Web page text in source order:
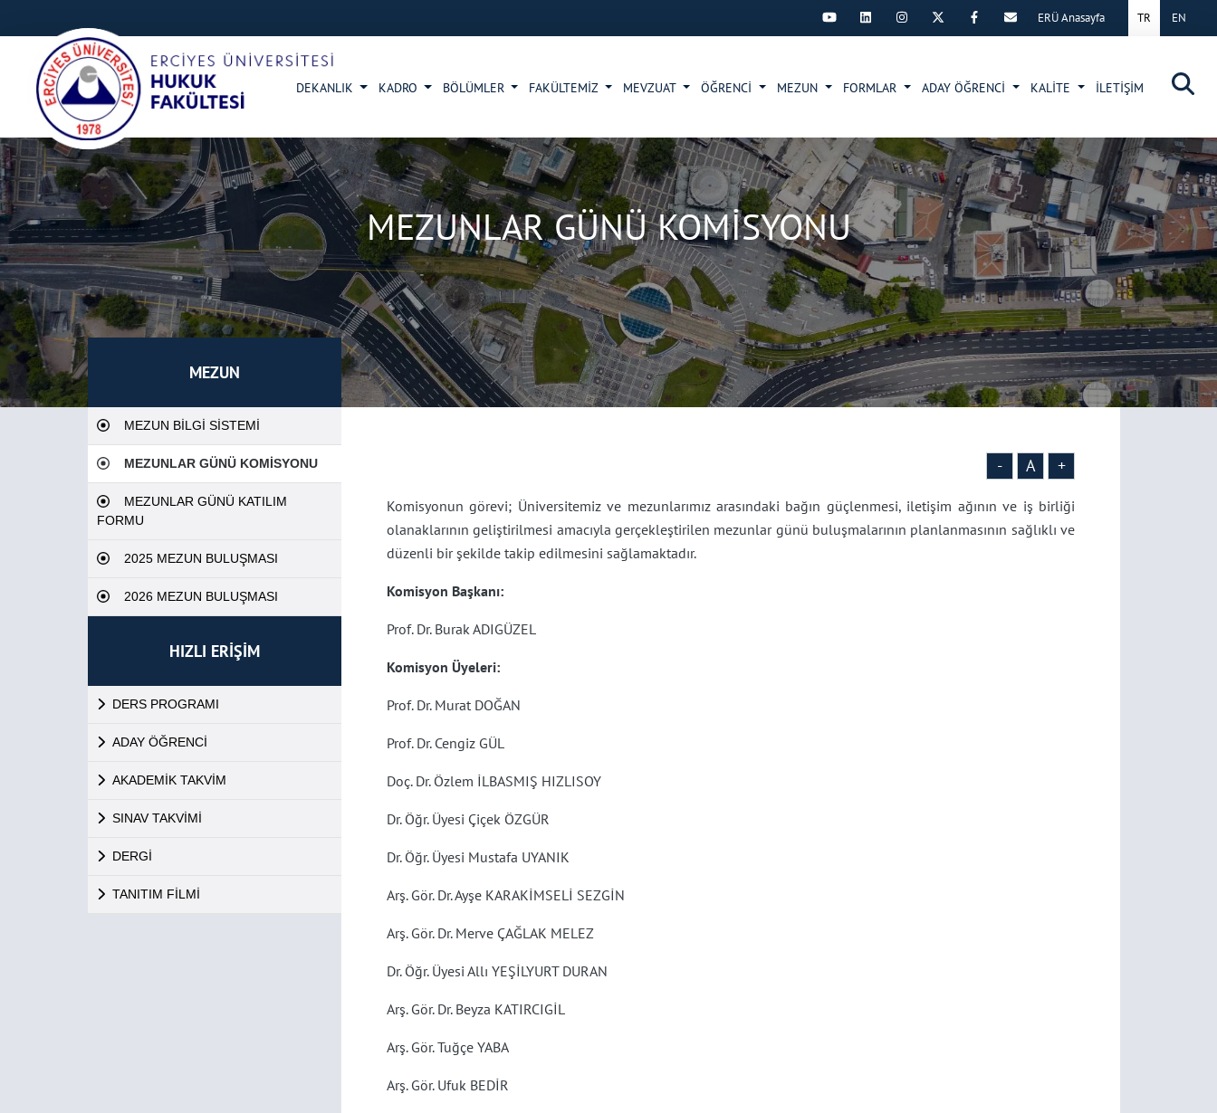
×
TR EN
ERÜ Anasayfa
DEKANLIK KADRO BÖLÜMLER FAKÜLTEMİZ MEVZUAT ÖĞRENCİ MEZUN FORMLAR ADAY ÖĞRENCİ KALİTE İLETİŞİM
MEZUNLAR GÜNÜ KOMİSYONU
MEZUN
MEZUN BİLGİ SİSTEMİ
MEZUNLAR GÜNÜ KOMİSYONU
MEZUNLAR GÜNÜ KATILIM
FORMU
2025 MEZUN BULUŞMASI
2026 MEZUN BULUŞMASI
HIZLI ERİŞİM
DERS PROGRAMI
ADAY ÖĞRENCİ
AKADEMİK TAKVİM
SINAV TAKVİMİ
DERGİ
TANITIM FİLMİ
- A +
Komisyonun görevi; Üniversitemiz ve mezunlarımız arasındaki bağın güçlenmesi, iletişim ağının ve iş birliği
olanaklarının geliştirilmesi amacıyla gerçekleştirilen mezunlar günü buluşmalarının planlanmasının sağlıklı ve
düzenli bir şekilde takip edilmesini sağlamaktadır.
Komisyon Başkanı:
Prof. Dr. Burak ADIGÜZEL
Komisyon Üyeleri:
Prof. Dr. Murat DOĞAN
Prof. Dr. Cengiz GÜL
Doç. Dr. Özlem İLBASMIŞ HIZLISOY
Dr. Öğr. Üyesi Çiçek ÖZGÜR
Dr. Öğr. Üyesi Mustafa UYANIK
Arş. Gör. Dr. Ayşe KARAKİMSELİ SEZGİN
Arş. Gör. Dr. Merve ÇAĞLAK MELEZ
Dr. Öğr. Üyesi Allı YEŞİLYURT DURAN
Arş. Gör. Dr. Beyza KATIRCIGİL
Arş. Gör. Tuğçe YABA
Arş. Gör. Ufuk BEDİR